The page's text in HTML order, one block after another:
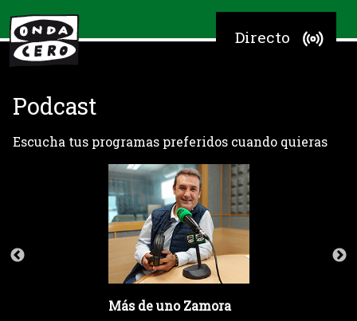
Directo
Podcast
Escucha tus programas preferidos cuando quieras
Más de uno Zamora